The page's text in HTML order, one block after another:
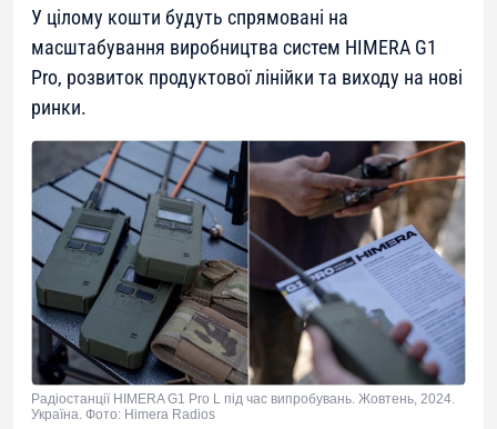
У цілому кошти будуть спрямовані на
масштабування виробництва систем HIMERA G1
Pro, розвиток продуктової лінійки та виходу на нові
ринки.
Радіостанції HIMERA G1 Pro L під час випробувань. Жовтень, 2024.
Україна. Фото: Himera Radios